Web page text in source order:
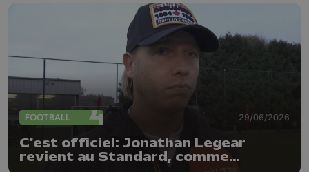
FOOTBALL 29/06/2026
C'est officiel: Jonathan Legear
revient au Standard, comme